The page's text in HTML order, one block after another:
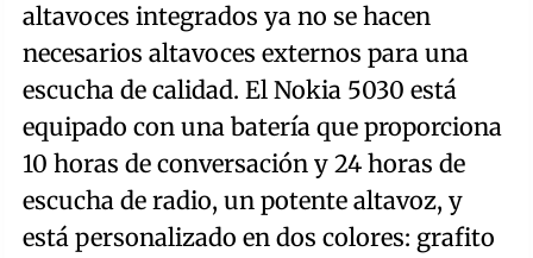
altavoces integrados ya no se hacen
necesarios altavoces externos para una
escucha de calidad. El Nokia 5030 está
equipado con una batería que proporciona
10 horas de conversación y 24 horas de
escucha de radio, un potente altavoz, y
está personalizado en dos colores: grafito